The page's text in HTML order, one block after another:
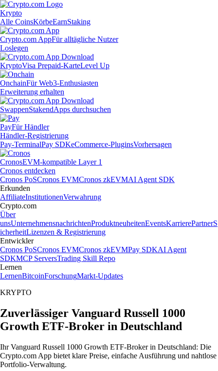
Krypto
Alle CoinsKörbeEarnStaking
Crypto.com AppFür alltägliche Nutzer
Loslegen
KryptoVisa Prepaid-KarteLevel Up
OnchainFür Web3-Enthusiasten
Erweiterung erhalten
SwappenStakendApps durchsuchen
PayFür Händler
Händler-Registrierung
Pay-TerminalPay SDKeCommerce-PluginsVorhersagen
CronosEVM-kompatible Layer 1
Cronos entdecken
Cronos PoSCronos EVMCronos zkEVMAI Agent SDK
Erkunden
AffiliateInstitutionenVerwahrung
Crypto.com
Über
unsUnternehmensnachrichtenProduktneuheitenEventsKarrierePartnerS
icherheitLizenzen & Registrierung
Entwickler
Cronos PoSCronos EVMCronos zkEVMPay SDKAI Agent
SDKMCP ServersTrading Skill Repo
Lernen
LernenBitcoinForschungMarkt-Updates
KRYPTO
Zuverlässiger Vanguard Russell 1000
Growth ETF-Broker in Deutschland
Ihr Vanguard Russell 1000 Growth ETF-Broker in Deutschland: Die
Crypto.com App bietet klare Preise, einfache Ausführung und nahtlose
Portfolio-Verwaltung.